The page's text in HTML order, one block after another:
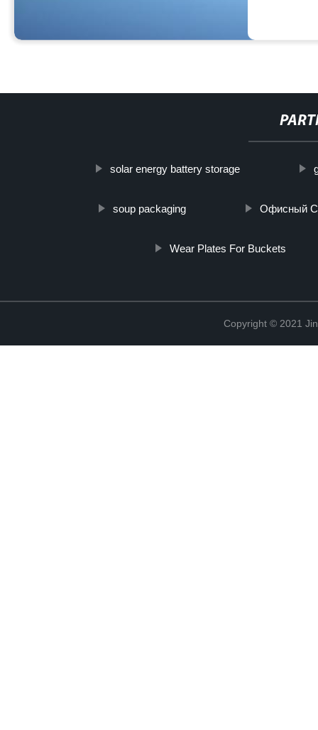
solar energy battery storage
soup packaging Офисный
Wear Plates For Buckets
Copyright © 2021